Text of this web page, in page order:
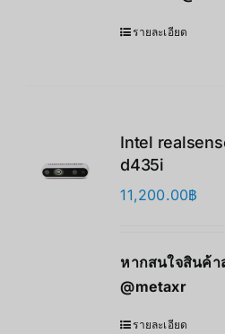
รายละเอียด
Intel
d435i
11,200.00฿
หากสนใจสินค้า
@metaxr
รายละเอียด